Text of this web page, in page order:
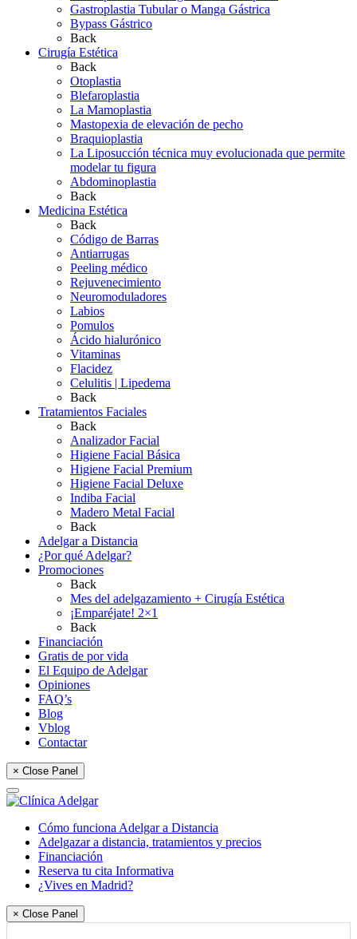
Gastroplastia Tubular o Manga Gástrica
Bypass Gástrico
Back
Cirugía Estética
Back
Otoplastia
Blefaroplastia
La Mamoplastia
Mastopexia de elevación de pecho
Braquioplastia
La Liposucción técnica muy evolucionada que permite
modelar tu figura
Abdominoplastia
Back
Medicina Estética
Back
Código de Barras
Antiarrugas
Peeling médico
Rejuvenecimiento
Neuromoduladores
Labios
Pomulos
Ácido hialurónico
Vitaminas
Flacidez
Celulitis | Lipedema
Back
Tratamientos Faciales
Back
Analizador Facial
Higiene Facial Básica
Higiene Facial Premium
Higiene Facial Deluxe
Indiba Facial
Madero Metal Facial
Back
Adelgar a Distancia
¿Por qué Adelgar?
Promociones
Back
Mes del adelgazamiento + Cirugía Estética
¡Emparéjate! 2×1
Back
Financiación
Gratis de por vida
El Equipo de Adelgar
Opiniones
FAQ’s
Blog
Vblog
Contactar
× Close Panel
Cómo funciona Adelgar a Distancia
Adelgazar a distancia, tratamientos y precios
Financiación
Reserva tu cita Informativa
¿Vives en Madrid?
× Close Panel